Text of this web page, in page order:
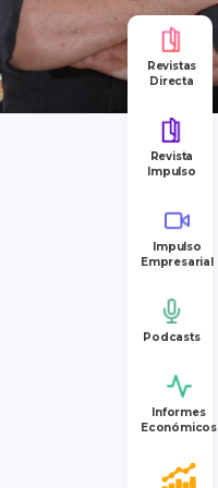
Revistas
Directa
Revista
Impulso
Impulso
Empresarial
Podcasts
Informes
Económicos